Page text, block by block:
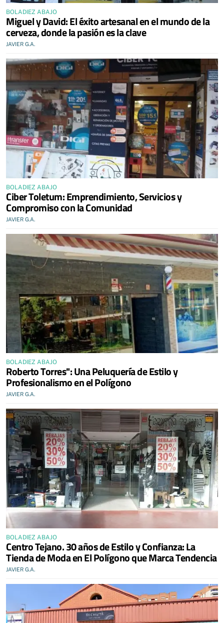
BOLADIEZ ABAJO
Miguel y David: El éxito artesanal en el mundo de la
cerveza, donde la pasión es la clave
JAVIER G.A.
BOLADIEZ ABAJO
Ciber Toletum: Emprendimiento, Servicios y
Compromiso con la Comunidad
JAVIER G.A.
BOLADIEZ ABAJO
Roberto Torres": Una Peluquería de Estilo y
Profesionalismo en el Polígono
JAVIER G.A.
BOLADIEZ ABAJO
Centro Tejano. 30 años de Estilo y Confianza: La
Tienda de Moda en El Polígono que Marca Tendencia
JAVIER G.A.